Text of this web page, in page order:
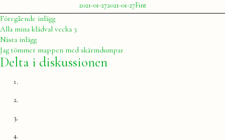
Publicerat
av
Julia
2021-01-272021-01-27Publicerat
i
FintEtiketter:
sen
Inläggsnavigering
Föregående inläggFöregående
inlägg:
Alla mina klädval vecka 3
Nästa inläggNästa
inlägg:
Jag tömmer mappen med skärmdumpar
Delta i diskussionen